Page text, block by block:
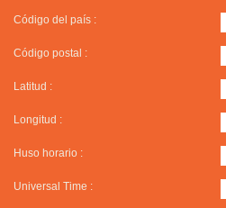
Código del país :
Código postal :
Latitud :
Longitud :
Huso horario :
Universal Time :